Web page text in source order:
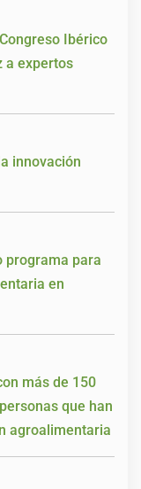
Ibérico
a expertos
innovación
programa para
en
más de 150
que han
agroalimentaria